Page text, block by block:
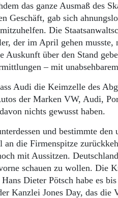
das ganze Ausmaß des
Geschäft, gab sich
Die
der im April gehen musste,
Auskunft über den Stand
– mit
Audi die Keimzelle des
der Marken VW, Audi,
nichts gewusst haben.
und bestimmte
an die Firmenspitze
mit Aussitzen.
schauen zu wollen. Die
Dieter Pötsch habe es
Kanzlei Jones Day, das